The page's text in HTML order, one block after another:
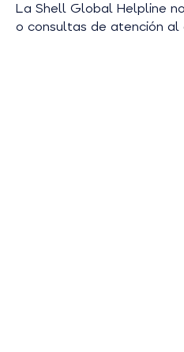
La Shell Global Helpline
o consultas de atención al